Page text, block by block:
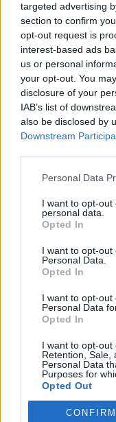
targeted advertising
section to confirm
opt-out request is
interest-based ads
us or personal
your opt-out. You
disclosure of your
IAB’s list of
also be disclosed by
Downstream
Personal Data
I want to opt-
personal data.
Opted In
I want to opt-out
Personal Data.
Opted In
I want to opt-
Personal Data
Opted In
I want to opt-out
Retention, Sale,
Personal Data
Purposes for
Opted Out
CONFIRM
Ακολουθήστε
και μάθετε
Διαβάστε
Ομορφιά, Σχέσεις
Pink.gr!
Ακολουθήστε